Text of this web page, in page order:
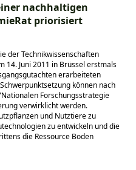
nachhaltigen
priorisiert
der Technikwissenschaften
14. Juni 2011 in Brüssel erstmals
erarbeiteten
können nach
Nationalen Forschungsstrategie
verwirklicht werden.
und Nutztiere zu
zu entwickeln und die
die Ressource Boden